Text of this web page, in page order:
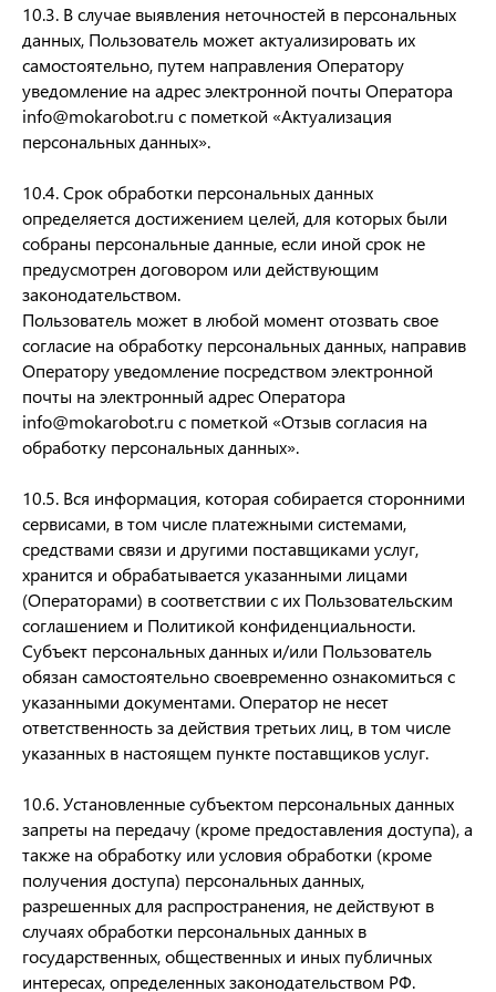
10.3. В случае выявления неточностей в персональных
данных, Пользователь может актуализировать их
самостоятельно, путем направления Оператору
уведомление на адрес электронной почты Оператора
info@mokarobot.ru с пометкой «Актуализация
персональных данных».
10.4. Срок обработки персональных данных
определяется достижением целей, для которых были
собраны персональные данные, если иной срок не
предусмотрен договором или действующим
законодательством.
Пользователь может в любой момент отозвать свое
согласие на обработку персональных данных, направив
Оператору уведомление посредством электронной
почты на электронный адрес Оператора
info@mokarobot.ru с пометкой «Отзыв согласия на
обработку персональных данных».
10.5. Вся информация, которая собирается сторонними
сервисами, в том числе платежными системами,
средствами связи и другими поставщиками услуг,
хранится и обрабатывается указанными лицами
(Операторами) в соответствии с их Пользовательским
соглашением и Политикой конфиденциальности.
Субъект персональных данных и/или Пользователь
обязан самостоятельно своевременно ознакомиться с
указанными документами. Оператор не несет
ответственность за действия третьих лиц, в том числе
указанных в настоящем пункте поставщиков услуг.
10.6. Установленные субъектом персональных данных
запреты на передачу (кроме предоставления доступа), а
также на обработку или условия обработки (кроме
получения доступа) персональных данных,
разрешенных для распространения, не действуют в
случаях обработки персональных данных в
государственных, общественных и иных публичных
интересах, определенных законодательством РФ.